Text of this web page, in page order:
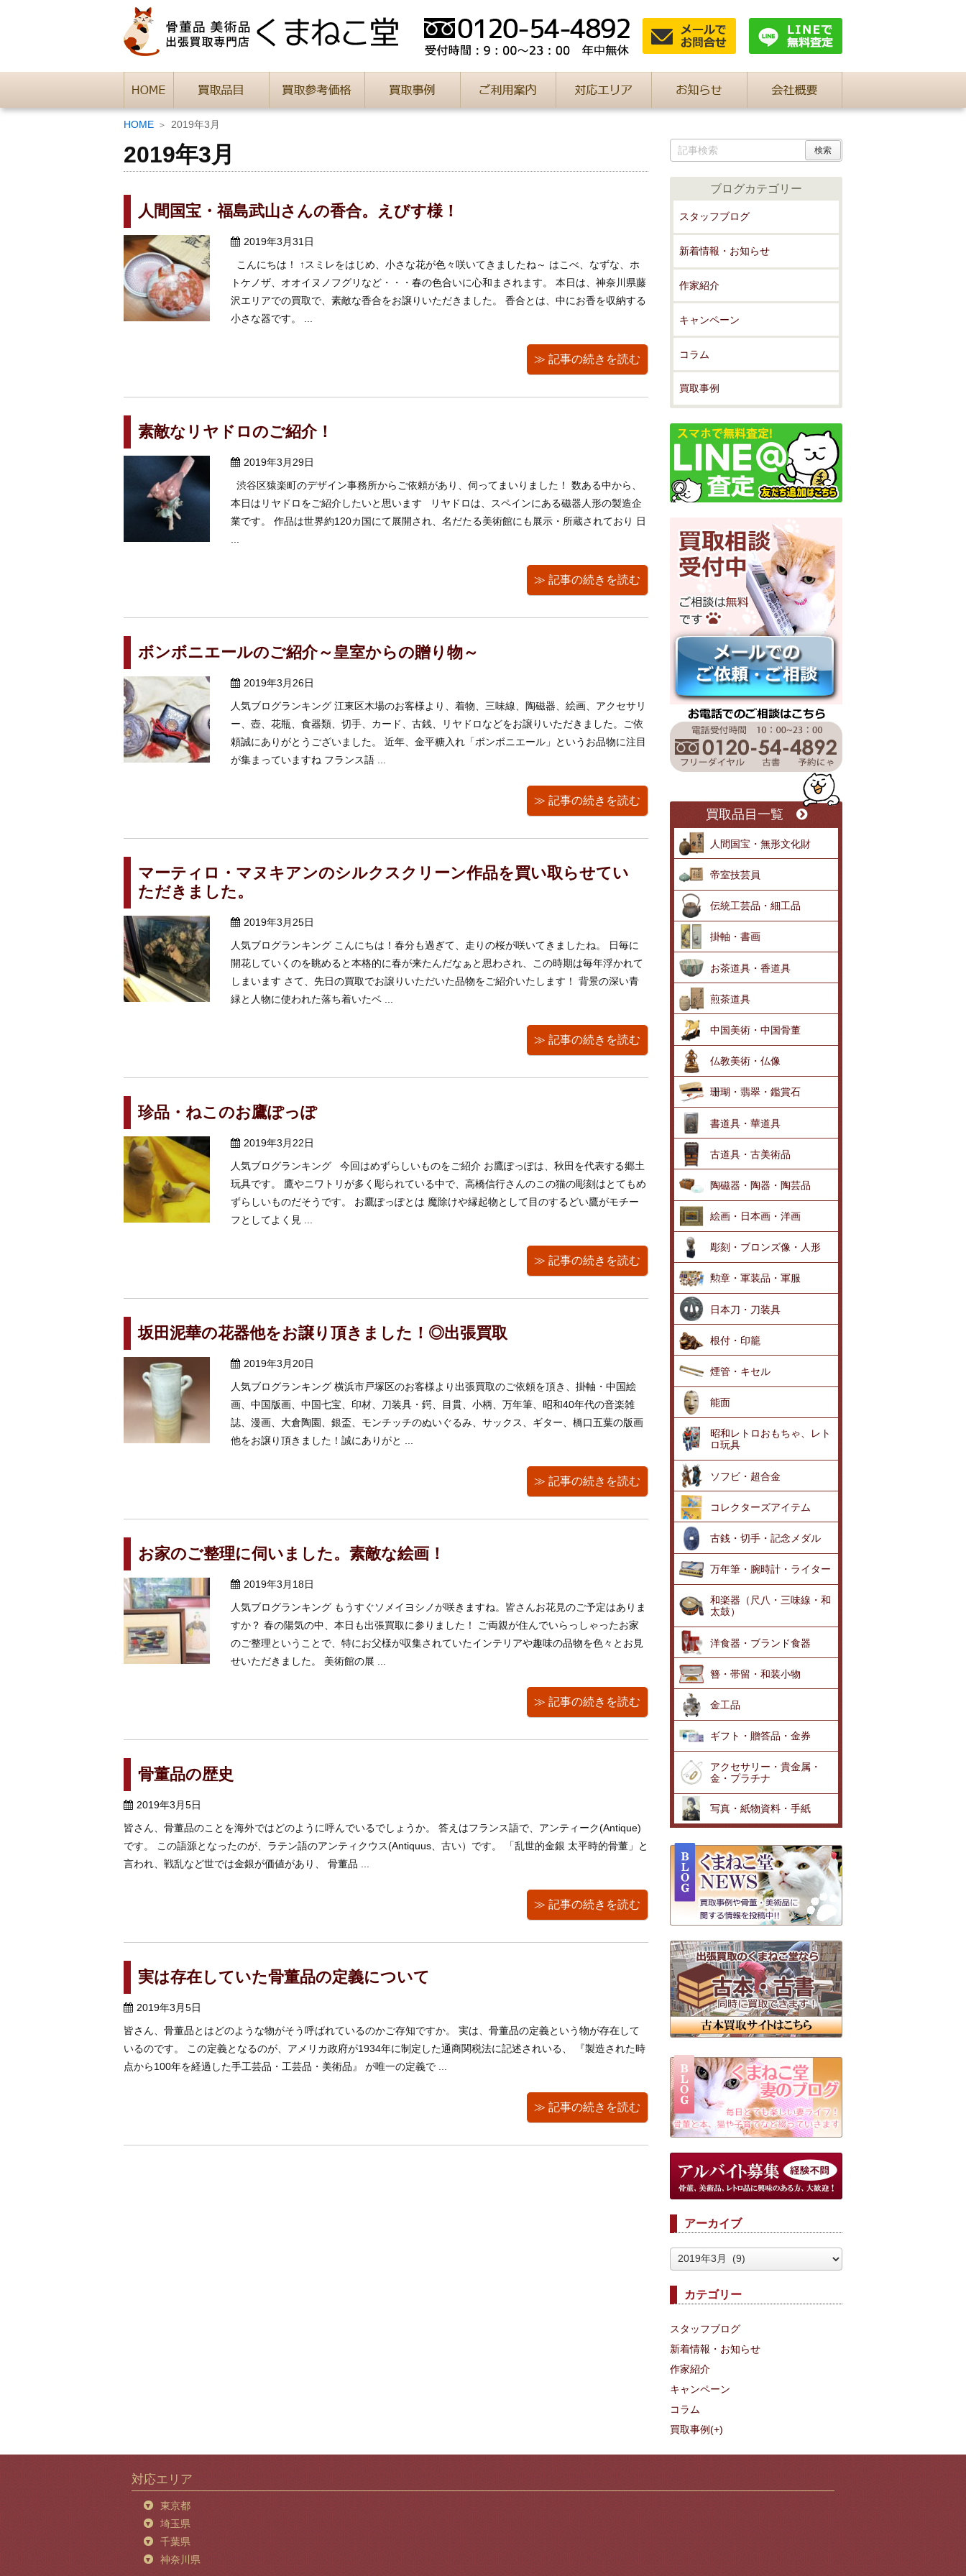
HOME 2019年3月
2019年3月
人間国宝・福島武山さんの香合。えびす様！
2019年3月31日
こんにちは！ ↑スミレをはじめ、小さな花が色々咲いてきましたね～ はこべ、なずな、ホ
トケノザ、オオイヌノフグリなど・・・春の色合いに心和まされます。 本日は、神奈川県藤
沢エリアでの買取で、素敵な香合をお譲りいただきました。 香合とは、中にお香を収納する
小さな器です。 ...
≫ 記事の続きを読む
素敵なリヤドロのご紹介！
2019年3月29日
渋谷区猿楽町のデザイン事務所からご依頼があり、伺ってまいりました！ 数ある中から、
本日はリヤドロをご紹介したいと思います リヤドロは、スペインにある磁器人形の製造企
業です。 作品は世界約120カ国にて展開され、名だたる美術館にも展示・所蔵されており 日
≫ 記事の続きを読む
ボンボニエールのご紹介～皇室からの贈り物～
2019年3月26日
人気ブログランキング 江東区木場のお客様より、着物、三味線、陶磁器、絵画、アクセサリ
ー、壺、花瓶、食器類、切手、カード、古銭、リヤドロなどをお譲りいただきました。ご依
頼誠にありがとうございました。 近年、金平糖入れ「ボンボニエール」というお品物に注目
が集まっていますね フランス語 ...
≫ 記事の続きを読む
マーティロ・マヌキアンのシルクスクリーン作品を買い取らせてい
ただきました。
2019年3月25日
人気ブログランキング こんにちは！春分も過ぎて、走りの桜が咲いてきましたね。 日毎に
開花していくのを眺めると本格的に春が来たんだなぁと思わされ、この時期は毎年浮かれて
しまいます さて、先日の買取でお譲りいただいた品物をご紹介いたします！ 背景の深い青
緑と人物に使われた落ち着いたベ ...
≫ 記事の続きを読む
珍品・ねこのお鷹ぽっぽ
2019年3月22日
人気ブログランキング 今回はめずらしいものをご紹介 お鷹ぽっぽは、秋田を代表する郷土
玩具です。 鷹やニワトリが多く彫られている中で、高橋信行さんのこの猫の彫刻はとてもめ
ずらしいものだそうです。 お鷹ぽっぽとは 魔除けや縁起物として目のするどい鷹がモチー
フとしてよく見 ...
≫ 記事の続きを読む
坂田泥華の花器他をお譲り頂きました！◎出張買取
2019年3月20日
人気ブログランキング 横浜市戸塚区のお客様より出張買取のご依頼を頂き、掛軸・中国絵
画、中国版画、中国七宝、印材、刀装具・鍔、目貫、小柄、万年筆、昭和40年代の音楽雑
誌、漫画、大倉陶園、銀盃、モンチッチのぬいぐるみ、サックス、ギター、橋口五葉の版画
他をお譲り頂きました！誠にありがと ...
≫ 記事の続きを読む
お家のご整理に伺いました。素敵な絵画！
2019年3月18日
人気ブログランキング もうすぐソメイヨシノが咲きますね。皆さんお花見のご予定はありま
すか？ 春の陽気の中、本日も出張買取に参りました！ ご両親が住んでいらっしゃったお家
のご整理ということで、特にお父様が収集されていたインテリアや趣味の品物を色々とお見
せいただきました。 美術館の展 ...
≫ 記事の続きを読む
骨董品の歴史
2019年3月5日
皆さん、骨董品のことを海外ではどのように呼んでいるでしょうか。 答えはフランス語で、アンティーク(Antique)
です。 この語源となったのが、ラテン語のアンティクウス(Antiquus、古い）です。 「乱世的金銀 太平時的骨董」と
言われ、戦乱など世では金銀が価値があり、 骨董品 ...
≫ 記事の続きを読む
実は存在していた骨董品の定義について
2019年3月5日
皆さん、骨董品とはどのような物がそう呼ばれているのかご存知ですか。 実は、骨董品の定義という物が存在して
いるのです。 この定義となるのが、アメリカ政府が1934年に制定した通商関税法に記述されいる、 『製造された時
点から100年を経過した手工芸品・工芸品・美術品』 が唯一の定義で ...
≫ 記事の続きを読む
ブログカテゴリー
スタッフブログ
新着情報・お知らせ
作家紹介
キャンペーン
コラム
買取事例
買取品目一覧
人間国宝・無形文化財
帝室技芸員
伝統工芸品・細工品
掛軸・書画
お茶道具・香道具
煎茶道具
中国美術・中国骨董
仏教美術・仏像
珊瑚・翡翠・鑑賞石
書道具・華道具
古道具・古美術品
陶磁器・陶器・陶芸品
絵画・日本画・洋画
彫刻・ブロンズ像・人形
勲章・軍装品・軍服
日本刀・刀装具
根付・印籠
煙管・キセル
能面
昭和レトロおもちゃ、レト
ロ玩具
ソフビ・超合金
コレクターズアイテム
古銭・切手・記念メダル
万年筆・腕時計・ライター
和楽器（尺八・三味線・和
太鼓）
洋食器・ブランド食器
簪・帯留・和装小物
金工品
ギフト・贈答品・金券
アクセサリー・貴金属・
金・プラチナ
写真・紙物資料・手紙
アーカイブ
ア
カテゴリー
スタッフブログ
新着情報・お知らせ
作家紹介
キャンペーン
コラム
買取事例(+)
対応エリア
東京都
埼玉県
千葉県
神奈川県